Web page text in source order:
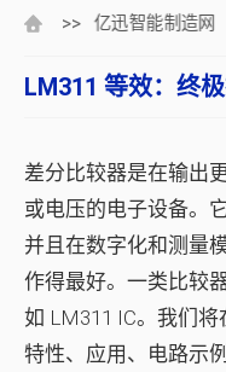
>> 亿迅智能制造网
LM311 等效：终
差分比较器是在输出
或电压的电子设备。
并且在数字化和测量
作得最好。一类比较
如 LM311 IC。我们将
特性、应用、电路示